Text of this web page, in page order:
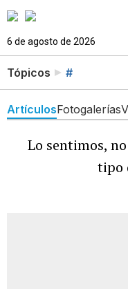
6 de agosto de 2026
Tópicos #
ArtículosFotogalerías
Lo sentimos,
tipo